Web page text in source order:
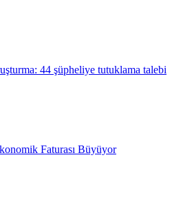
44 şüpheliye tutuklama talebi
Faturası Büyüyor